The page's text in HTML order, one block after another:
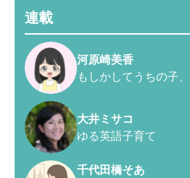
連載
河原崎美香
もしかしてうちの子
大井ミサコ
ゆる英語子育て
千代田橋そあ